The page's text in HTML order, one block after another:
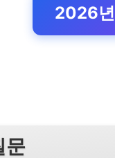
2026
문